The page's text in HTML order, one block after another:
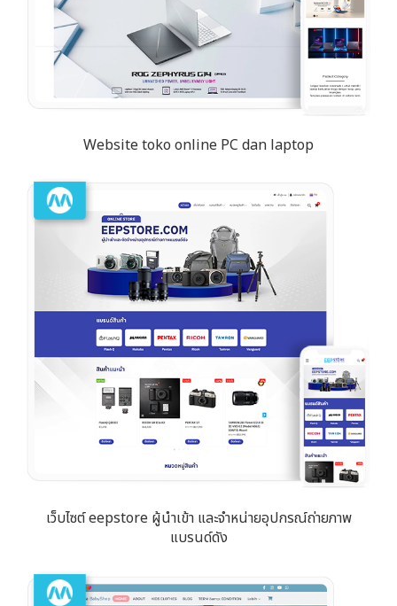
Website toko online PC dan laptop
เว็บไซต์ eepstore ผู้นำเข้า และจำหน่ายอุปกรณ์ถ่ายภาพ
แบรนด์ดัง